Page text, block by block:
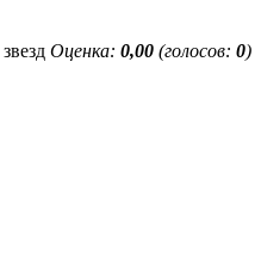
Оценка: 0,00 (голосов: 0)